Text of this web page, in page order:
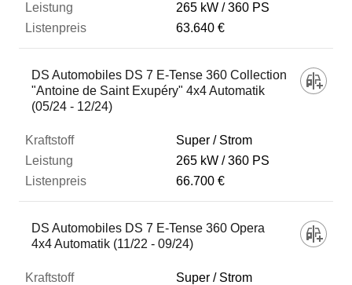
265 kW
360 PS
63.640 €
DS Automobiles DS 7 E-Tense 360 Collection
"Antoine de Saint Exupéry" 4x4 Automatik
(05/24 - 12/24)
Super / Strom
265 kW
360 PS
66.700 €
DS Automobiles DS 7 E-Tense 360 Opera
4x4 Automatik (11/22 - 09/24)
Super / Strom